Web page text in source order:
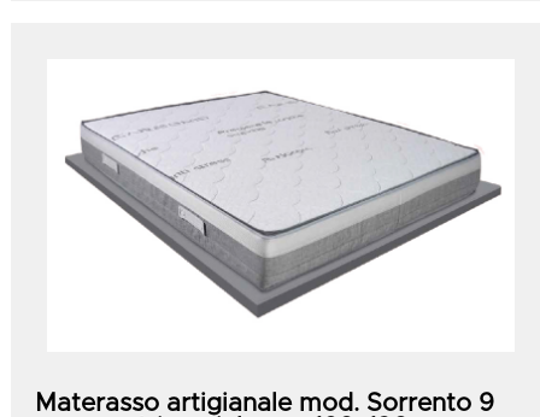
Materasso artigianale mod. Sorrento 9